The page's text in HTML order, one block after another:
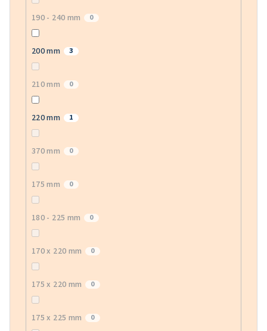
190 - 240 mm 0
200 mm 3
210 mm 0
220 mm 1
370 mm 0
175 mm 0
180 - 225 mm 0
170 x 220 mm 0
175 x 220 mm 0
175 x 225 mm 0